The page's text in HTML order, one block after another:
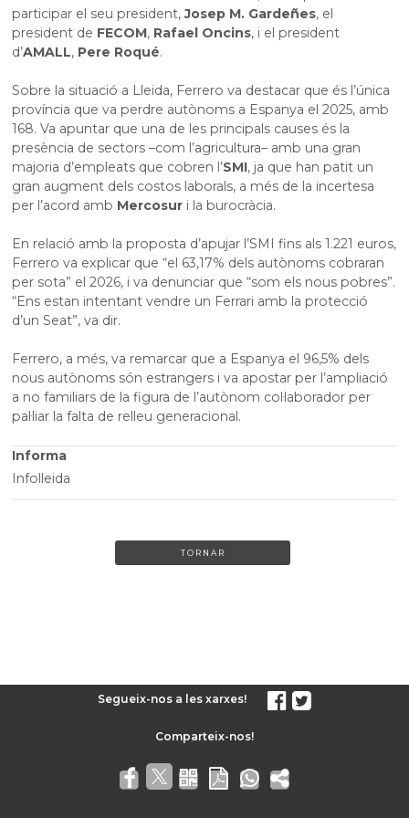
participar el seu president,Josep M. Gardeñes, el
president de FECOM, Rafael Oncins, i el president
d’AMALL, Pere Roqué.
Sobre la situació a Lleida, Ferrero va destacar que és l’única
província que va perdre autònoms a Espanya el 2025, amb
168. Va apuntar que una de les principals causes és la
presència de sectors –com l’agricultura– amb una gran
majoria d’empleats que cobren l’SMI, ja que han patit un
gran augment dels costos laborals, a més de la incertesa
per l’acord amb Mercosur i la burocràcia.
En relació amb la proposta d’apujar l’SMI fins als 1.221 euros,
Ferrero va explicar que “el 63,17% dels autònoms cobraran
per sota” el 2026, i va denunciar que “som els nous pobres”.
“Ens estan intentant vendre un Ferrari amb la protecció
d’un Seat”, va dir.
Ferrero, a més, va remarcar que a Espanya el 96,5% dels
nous autònoms són estrangers i va apostar per l’ampliació
a no familiars de la figura de l’autònom col·laborador per
pal·liar la falta de relleu generacional.
Informa
Infolleida
TORNAR
Segueix-nos a les xarxes!